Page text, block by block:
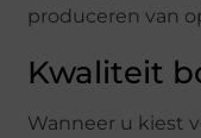
produceren van
Kwaliteit
Wanneer u kiest